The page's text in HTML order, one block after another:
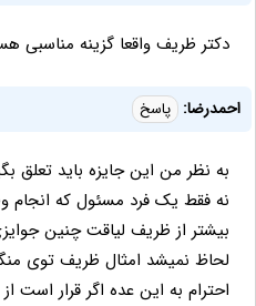
دکتر ظریف واقعا گزینه مناسبی
احمدرضا: پاسخ
به نظر من این جایزه باید تعلق
نه فقط یک فرد مسئول که انجام
بیشتر از ظریف لیاقت چنین
لحاظ نمیشد امثال ظریف توی
احترام به این عده اگر قرار